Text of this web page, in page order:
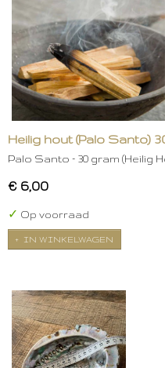
Heilig hout (Palo Santo)
Palo Santo – 30 gram (Heilig
€ 6,00
✓ Op voorraad
IN WINKELWAGEN